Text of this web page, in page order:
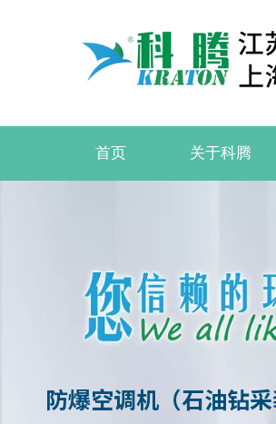
首页 关于科腾
防爆空调机（石油钻